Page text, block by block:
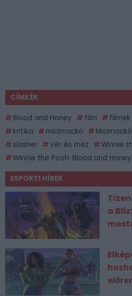
CÍMKÉK
Blood and Honey film filmek
kritika
micimackó
slasher
Vér és méz
Winnie
Winnie the Pooh: Blood and Honey
ESPORT1 HÍREK
a